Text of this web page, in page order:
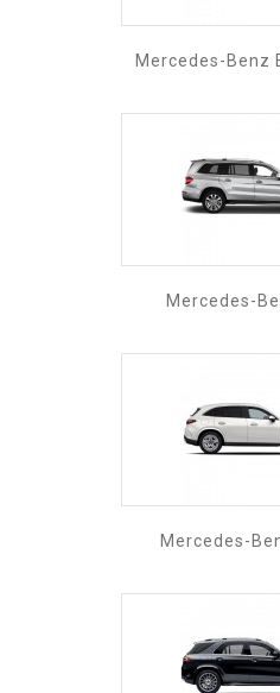
Mercedes-Benz
Mercedes-
Mercedes-